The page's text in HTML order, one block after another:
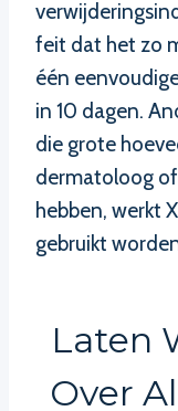
feit dat het zo
één
in 10 dagen.
die grote
dermatoloog
hebben, werkt
gebruikt
Laten
Over